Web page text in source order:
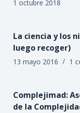
1 octubre 2018
La ciencia y los
luego recoger)
13 mayo 2016 1
Complejimad:
de la